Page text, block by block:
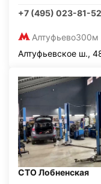
+7 (495) 023-81-52
Алтуфьево300м
Алтуфьевское ш.,
СТО Лобненская